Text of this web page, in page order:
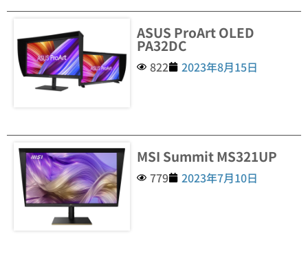
ASUS ProArt OLED
PA32DC
822 2023年8月15日
MSI ‎Summit MS321UP
779 2023年7月10日